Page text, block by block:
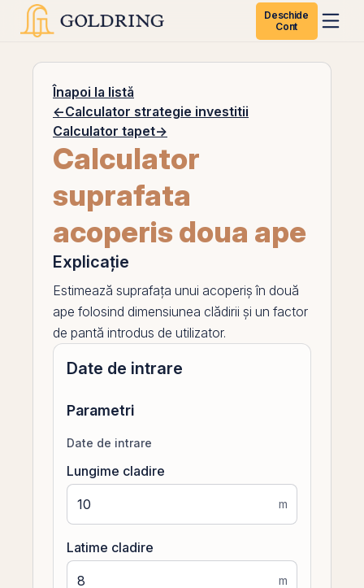
Deschide
Cont
Înapoi la listă
←Calculator strategie investitii
Calculator tapet→
Calculator
suprafata
acoperis doua ape
Explicație
Estimează suprafața unui acoperiș în două
ape folosind dimensiunea clădirii și un factor
de pantă introdus de utilizator.
Date de intrare
Parametri
Date de intrare
Lungime cladire
m
Latime cladire
m